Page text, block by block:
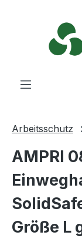
Arbeitsschutz
AMPRI
Größe L